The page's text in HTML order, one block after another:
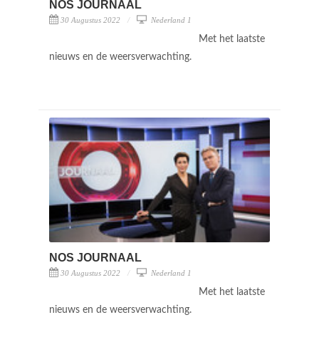
NOS JOURNAAL
30 Augustus 2022 Nederland 1
Met het laatste
nieuws en de weersverwachting.
NOS JOURNAAL
30 Augustus 2022 Nederland 1
Met het laatste
nieuws en de weersverwachting.